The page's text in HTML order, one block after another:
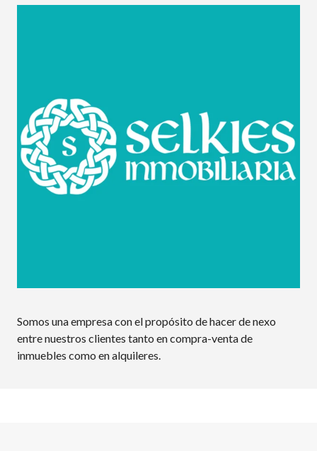
Somos una empresa con el propósito de hacer de nexo
entre nuestros clientes tanto en compra-venta de
inmuebles como en alquileres.